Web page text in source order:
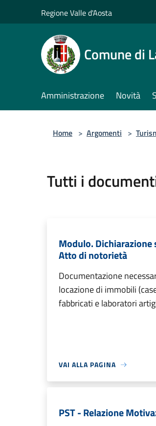
Regione Valle d'Aosta
Comune di
Amministrazione Novità
Home > Argomenti >
Tutti i
Modulo.
Atto di notorietà
Documentazione
locazione di immobili
fabbricati e laboratori
VAI ALLA PAGINA
PST - Relazione